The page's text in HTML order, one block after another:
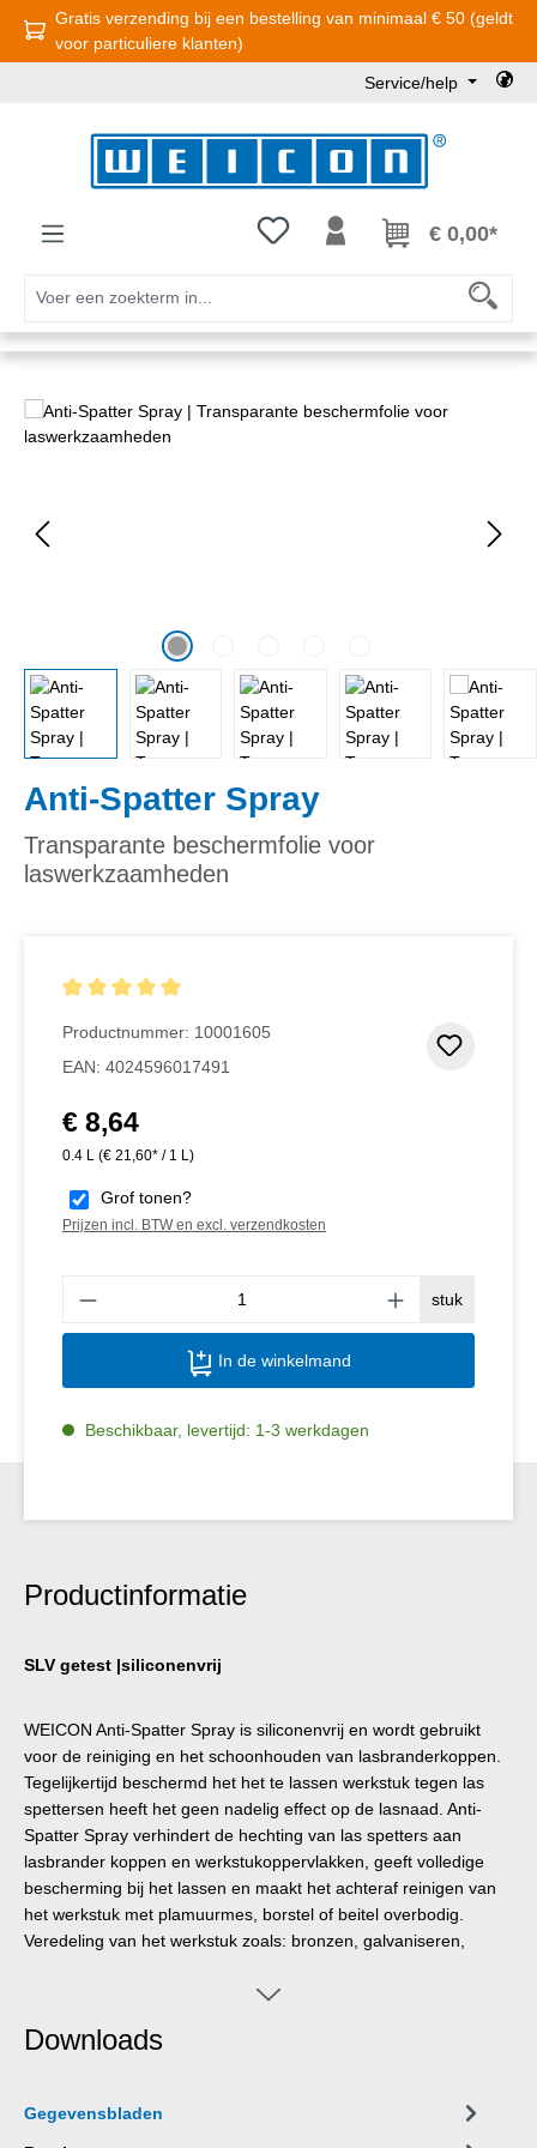
Ga naar de hoofdinhoud
Gratis verzending bij een bestelling van minimaal € 50 (geldt
voor particuliere klanten)
Service/help
Je hebt 0 items op je€ 0,00*
Afbeeldingengalerij overslaan
Anti-Spatter Spray
Transparante beschermfolie voor
laswerkzaamheden
Productnummer: 10001605
EAN: 4024596017491
Normale prijs:
€ 8,64
0.4 L (€ 21,60* / 1 L)
Grof tonen?
Prijzen incl. BTW en excl. verzendkosten
stuk
In de winkelmand
Beschikbaar, levertijd: 1-3 werkdagen
Productinformatie
SLV getest |siliconenvrij
WEICON Anti-Spatter Spray is siliconenvrij en wordt gebruikt
voor de reiniging en het schoonhouden van lasbranderkoppen.
Tegelijkertijd beschermd het het te lassen werkstuk tegen las
spettersen heeft het geen nadelig effect op de lasnaad. Anti-
Spatter Spray verhindert de hechting van las spetters aan
lasbrander koppen en werkstukoppervlakken, geeft volledige
bescherming bij het lassen en maakt het achteraf reinigen van
het werkstuk met plamuurmes, borstel of beitel overbodig.
Veredeling van het werkstuk zoals: bronzen, galvaniseren,
Overtollige resten Anti-Spatter Spray kunnen verwijderd worden
Downloads
Gegevensbladen